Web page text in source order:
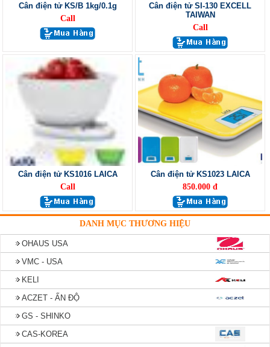
Cân điện tử KS/B 1kg/0.1g
Call
Cân điện tử SI-130 EXCELL
TAIWAN
Call
Cân điện tử KS1016 LAICA
Call
Cân điện tử KS1023 LAICA
850.000 đ
DANH MỤC THƯƠNG HIỆU
OHAUS USA
VMC - USA
KELI
ACZET - ẤN ĐỘ
GS - SHINKO
CAS-KOREA